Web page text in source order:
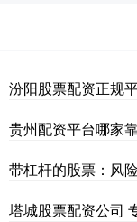
汾阳股票配资正规
贵州配资平台哪家
带杠杆的股票：风
塔城股票配资公司